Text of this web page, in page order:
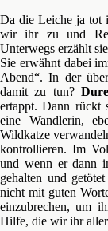
Da die Leiche ja tot
wir ihr zu und
Unterwegs erzählt
Sie erwähnt dabei
Abend“. In der
damit zu tun?
ertappt. Dann rückt
eine Wandlerin,
Wildkatze
kontrollieren. Im
und wenn er dann
gehalten und
nicht mit guten
einzubrechen, um
Hilfe, die wir ihr